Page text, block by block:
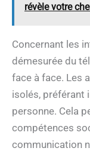
révèle votre
Concernant les
démesurée du
face à face. Les
isolés, préférant
personne. Cela
compétences
communication